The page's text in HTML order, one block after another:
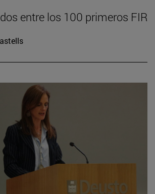
entre los 100 primeros FIR